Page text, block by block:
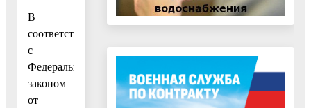
В
соответствии
с
Федеральным
законом
от